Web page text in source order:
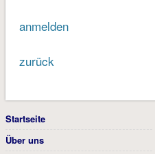
anmelden
zurück
Startseite
Über uns